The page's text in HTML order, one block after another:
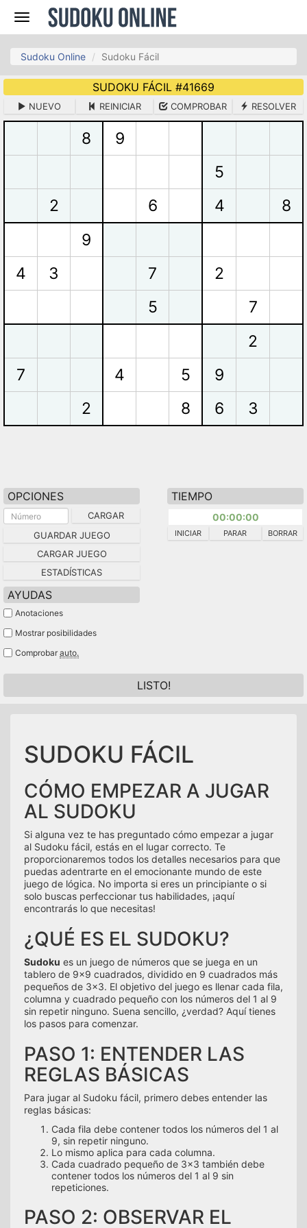
Navegación
Sudoku Online Sudoku Fácil
SUDOKU FÁCIL #41669
NUEVO REINICIAR COMPROBAR RESOLVER
8
9
5
2
6 4
8
9
4
3 7
2
5
7
2
7
4 5
9
2
8 6 3
OPCIONES
CARGAR
GUARDAR JUEGO
CARGAR JUEGO
ESTADÍSTICAS
AYUDAS
Anotaciones
Mostrar posibilidades
Comprobar auto.
TIEMPO
00:00:00
INICIAR PARAR BORRAR
LISTO!
SUDOKU FÁCIL
CÓMO EMPEZAR A JUGAR
AL SUDOKU
Si alguna vez te has preguntado cómo empezar a jugar
al Sudoku fácil, estás en el lugar correcto. Te
proporcionaremos todos los detalles necesarios para que
puedas adentrarte en el emocionante mundo de este
juego de lógica. No importa si eres un principiante o si
solo buscas perfeccionar tus habilidades, ¡aquí
encontrarás lo que necesitas!
¿QUÉ ES EL SUDOKU?
Sudoku es un juego de números que se juega en un
tablero de 9x9 cuadrados, dividido en 9 cuadrados más
pequeños de 3x3. El objetivo del juego es llenar cada fila,
columna y cuadrado pequeño con los números del 1 al 9
sin repetir ninguno. Suena sencillo, ¿verdad? Aquí tienes
los pasos para comenzar.
PASO 1: ENTENDER LAS
REGLAS BÁSICAS
Para jugar al Sudoku fácil, primero debes entender las
reglas básicas:
Cada fila debe contener todos los números del 1 al
9, sin repetir ninguno.
Lo mismo aplica para cada columna.
Cada cuadrado pequeño de 3x3 también debe
contener todos los números del 1 al 9 sin
repeticiones.
PASO 2: OBSERVAR EL